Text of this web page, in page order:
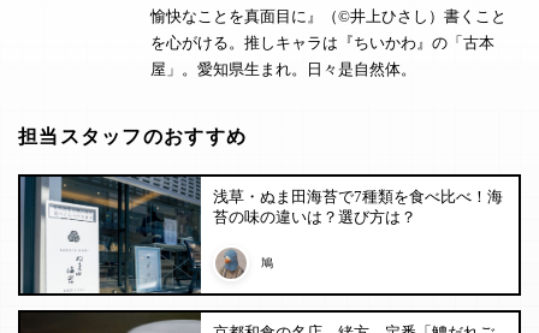
愉快なことを真面目に』（©井上ひさし）書くこと
を心がける。推しキャラは『ちいかわ』の「古本
屋」。愛知県生まれ。日々是自然体。
担当スタッフのおすすめ
浅草・ぬま田海苔で7種類を食べ比べ！海
苔の味の違いは？選び方は？
鳩